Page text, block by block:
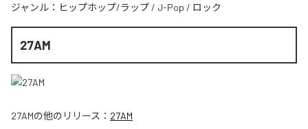
ジャンル： ヒップホップ/ラップ / J-Pop / ロック
27AM
27AMの他のリリース： 27AM